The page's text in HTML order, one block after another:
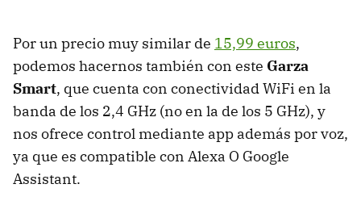
Por un precio muy similar de 15,99 euros,
podemos hacernos también con este Garza
Smart, que cuenta con conectividad WiFi en la
banda de los 2,4 GHz (no en la de los 5 GHz), y
nos ofrece control mediante app además por voz,
ya que es compatible con Alexa O Google
Assistant.